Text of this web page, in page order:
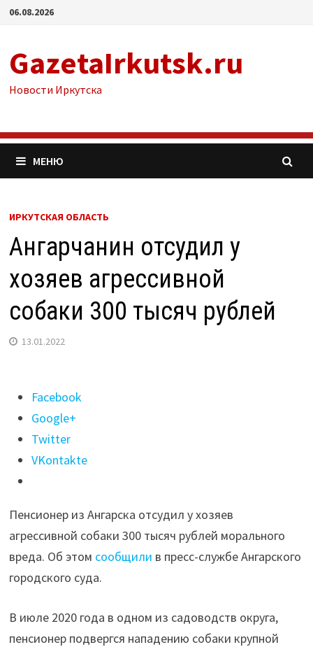
Перейти
06.08.2026
GazetaIrkutsk.ru
Новости Иркутска
МЕНЮ
ИРКУТСКАЯ ОБЛАСТЬ
Ангарчанин отсудил у
хозяев агрессивной
собаки 300 тысяч рублей
13.01.2022
Поделиться
"Ангарчанин
отсудил
хозяев
собаки
300
тысяч
рублей"
Facebook
Google+
Twitter
VKontakte
Пенсионер из Ангарска отсудил у хозяев
агрессивной собаки 300 тысяч рублей морального
вреда. Об этом сообщили в пресс-службе Ангарского
городского суда.
В июле 2020 года в одном из садоводств округа,
пенсионер подвергся нападению собаки крупной